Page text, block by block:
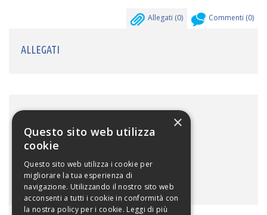
Allegati (0) Commenti (0)
ALLEGATI
×
Questo sito web utilizza
cookie
Questo sito web utilizza i cookie per
migliorare la tua esperienza di
navigazione. Utilizzando il nostro sito web
acconsenti a tutti i cookie in conformità con
la nostra policy per i cookie. Leggi di più